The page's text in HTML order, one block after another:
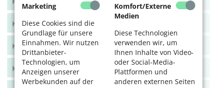
Marketing
Diese Cookies sind die
Grundlage für unsere
Einnahmen. Wir nutzen
Drittanbieter-
Technologien, um
Anzeigen unserer
Werbekunden auf der
Komfort/Externe
Medien
Diese Technologien
verwenden wir, um
Ihnen Inhalte von Video-
oder Social-Media-
Plattformen und
anderen externen Seiten
KölnerLeben Okt/Nov 19
KölnerLeben Aug/Sept 2019
KölnerLeben Juni/Juli 2019